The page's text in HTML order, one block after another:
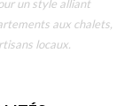
un style alliant
aux chalets,
locaux.